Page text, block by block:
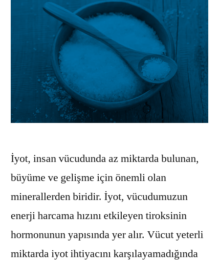
İyot, insan vücudunda az miktarda bulunan,
büyüme ve gelişme için önemli olan
minerallerden biridir. İyot, vücudumuzun
enerji harcama hızını etkileyen tiroksinin
hormonunun yapısında yer alır. Vücut yeterli
miktarda iyot ihtiyacını karşılayamadığında